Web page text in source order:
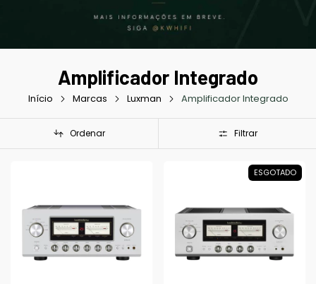
Amplificador Integrado
Início Marcas Luxman Amplificador Integrado
Ordenar Filtrar
ESGOTADO